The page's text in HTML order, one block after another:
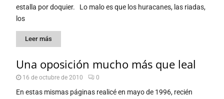
estalla por doquier. Lo malo es que los huracanes, las riadas,
los
Leer más
Una oposición mucho más que leal
16 de octubre de 2010 0
En estas mismas páginas realicé en mayo de 1996, recién